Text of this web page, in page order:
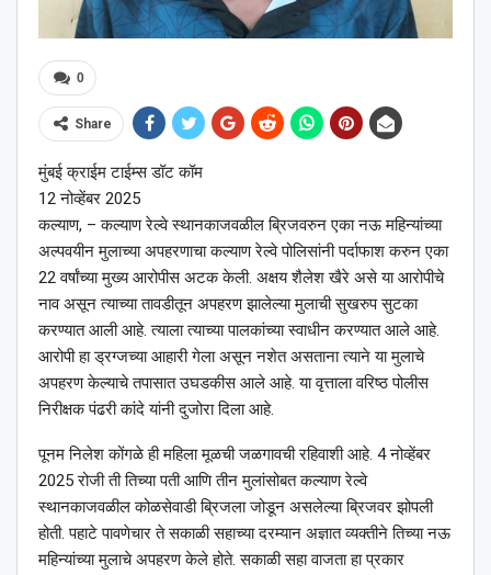
0
Share
मुंबई क्राईम टाईम्स डॉट कॉम
12 नोव्हेंबर 2025
कल्याण, – कल्याण रेल्वे स्थानकाजवळील ब्रिजवरुन एका नऊ महिन्यांच्या
अल्पवयीन मुलाच्या अपहरणाचा कल्याण रेल्वे पोलिसांनी पर्दाफाश करुन एका
22 वर्षांच्या मुख्य आरोपीस अटक केली. अक्षय शैलेश खैरे असे या आरोपीचे
नाव असून त्याच्या तावडीतून अपहरण झालेल्या मुलाची सुखरुप सुटका
करण्यात आली आहे. त्याला त्याच्या पालकांच्या स्वाधीन करण्यात आले आहे.
आरोपी हा ड्रग्जच्या आहारी गेला असून नशेत असताना त्याने या मुलाचे
अपहरण केल्याचे तपासात उघडकीस आले आहे. या वृत्ताला वरिष्ठ पोलीस
निरीक्षक पंढरी कांदे यांनी दुजोरा दिला आहे.
पूनम निलेश कोंगळे ही महिला मूळची जळगावची रहिवाशी आहे. 4 नोव्हेंबर
2025 रोजी ती तिच्या पती आणि तीन मुलांसोबत कल्याण रेल्वे
स्थानकाजवळील कोळसेवाडी ब्रिजला जोडून असलेल्या ब्रिजवर झोपली
होती. पहाटे पावणेचार ते सकाळी सहाच्या दरम्यान अज्ञात व्यक्तीने तिच्या नऊ
महिन्यांच्या मुलाचे अपहरण केले होते. सकाळी सहा वाजता हा प्रकार